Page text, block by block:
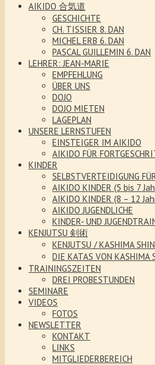
AIKIDO 合気道
GESCHICHTE
CH. TISSIER 8. DAN
MICHEL ERB 6. DAN
PASCAL GUILLEMIN 6. DAN
LEHRER: JEAN-MARIE
EMPFEHLUNG
ÜBER UNS
DOJO
DOJO MIETEN
LAGEPLAN
UNSERE LERNSTUFEN
EINSTEIGER IM AIKIDO
AIKIDO FÜR
KINDER
SELBSTVERTEIDIGUNG
AIKIDO KINDER (5 bis 7
AIKIDO KINDER (8 – 12
AIKIDO JUGENDLICHE
KINDER- UND
KENJUTSU 剣術
KENJUTSU / KASHIMA
DIE KATAS VON
TRAININGSZEITEN
DREI PROBESTUNDEN
SEMINARE
VIDEOS
FOTOS
NEWSLETTER
KONTAKT
LINKS
MITGLIEDERBEREICH